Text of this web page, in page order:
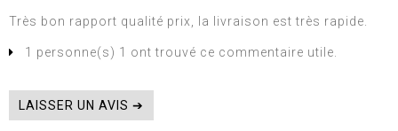
Très bon rapport qualité prix, la livraison est très rapide.
1 personne(s) 1 ont trouvé ce commentaire utile.
LAISSER UN AVIS ➔